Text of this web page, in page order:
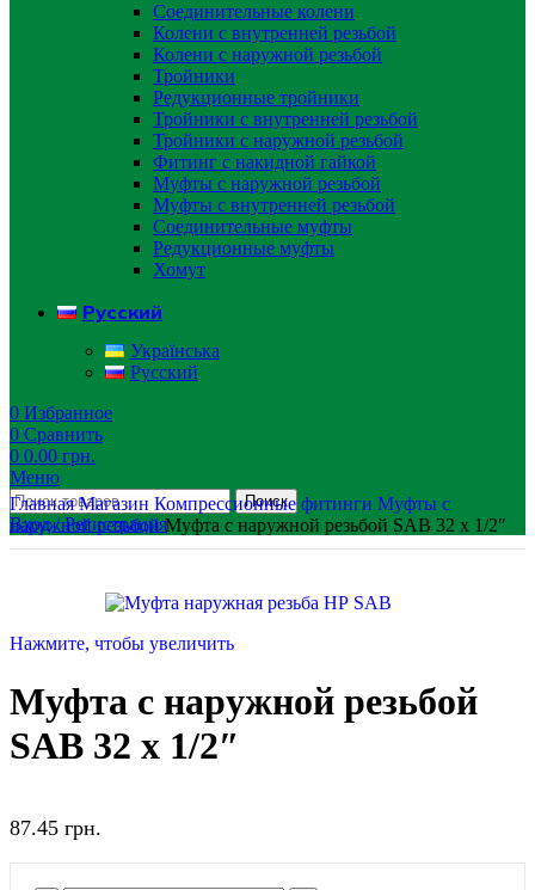
Соединительные колени
Колени с внутренней резьбой
Колени с наружной резьбой
Тройники
Редукционные тройники
Тройники с внутренней резьбой
Тройники с наружной резьбой
Фитинг с накидной гайкой
Муфты с наружной резьбой
Муфты с внутренней резьбой
Соединительные муфты
Редукционные муфты
Хомут
Русский
Українська
Русский
0 Избранное
0 Сравнить
0 0.00 грн.
Меню
Поиск
Вход / Регистрация
ГлавнаяМагазин Компрессионные фитинги Муфты с
наружной резьбойМуфта с наружной резьбой SAB 32 х 1/2″
Нажмите, чтобы увеличить
Муфта с наружной резьбой
SAB 32 х 1/2″
87.45 грн.